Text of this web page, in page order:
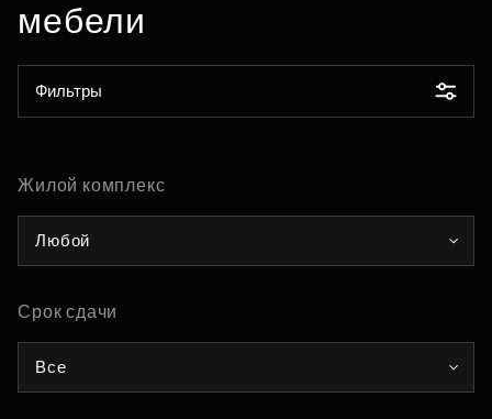
мебели
Фильтры
Жилой комплекс
Любой
Срок сдачи
Все